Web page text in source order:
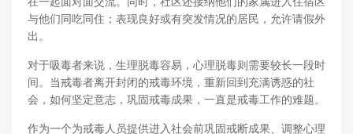
与他们同吃同住；表现良好或有突发情况的居民，允许请假外
出。
对于吸毒者来说，生理脱毒容易，心理脱毒则需要较长一段时
间。当戒毒者离开封闭的戒毒环境，重新回到充满诱惑的社
会，如何坚定意志，巩固戒毒成果，一直是戒毒工作的难题。
作为一个为戒毒人员提供进入社会前巩固戒断成果、调整心理